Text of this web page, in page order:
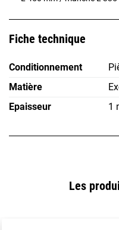
Fiche technique
Conditionnement
Matière
Epaisseur
1
Les